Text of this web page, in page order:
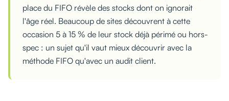
place du FIFO révèle des stocks dont on ignorait
l'âge réel. Beaucoup de sites découvrent à cette
occasion 5 à 15 % de leur stock déjà périmé ou hors-
spec : un sujet qu'il vaut mieux découvrir avec la
méthode FIFO qu'avec un audit client.